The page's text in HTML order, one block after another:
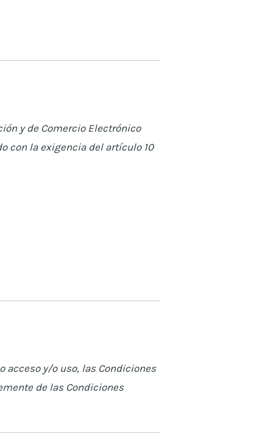
y de Comercio Electrónico
con la exigencia del artículo 10
acceso y/o uso, las Condiciones
de las Condiciones